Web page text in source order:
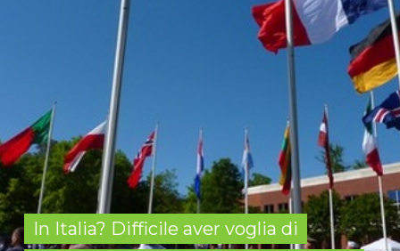
In Italia? Difficile aver voglia di